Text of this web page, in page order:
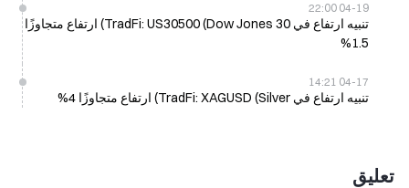
04-19 22:00
تنبيه ارتفاع في TradFi: US30500 (Dow Jones 30) ارتفاع متجاوزًا
1.5%
04-17 14:21
تنبيه ارتفاع في TradFi: XAGUSD (Silver) ارتفاع متجاوزًا 4%
تعليق